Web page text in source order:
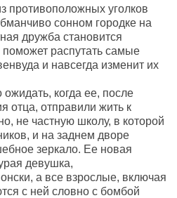
противоположных уголков
сонном городке на
дружба становится
поможет распутать самые
и навсегда изменит их
когда ее, после
отца, отправили жить к
не частную школу, в которой
и на заднем дворе
зеркало. Ее новая
девушка,
а все взрослые, включая
с ней словно с бомбой